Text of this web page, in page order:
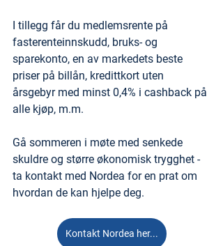
I tillegg får du medlemsrente på
fasterenteinnskudd, bruks- og
sparekonto, en av markedets beste
priser på billån, kredittkort uten
årsgebyr med minst 0,4% i cashback på
alle kjøp, m.m.
Gå sommeren i møte med senkede
skuldre og større økonomisk trygghet -
ta kontakt med Nordea for en prat om
hvordan de kan hjelpe deg.
Kontakt Nordea her...